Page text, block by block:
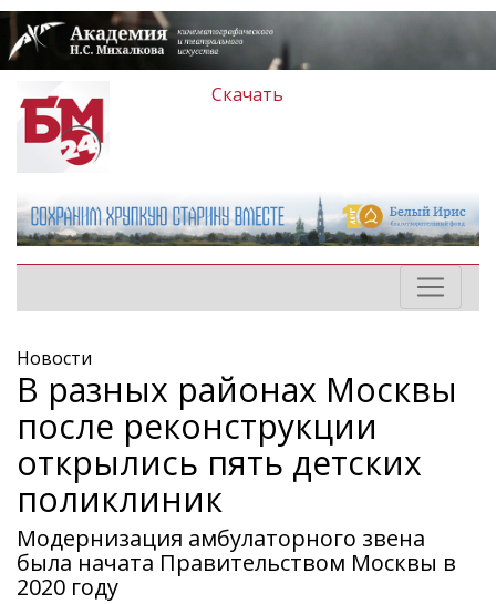
Скачать
Новости
В разных районах Москвы
после реконструкции
открылись пять детских
поликлиник
Модернизация амбулаторного звена
была начата Правительством Москвы в
2020 году